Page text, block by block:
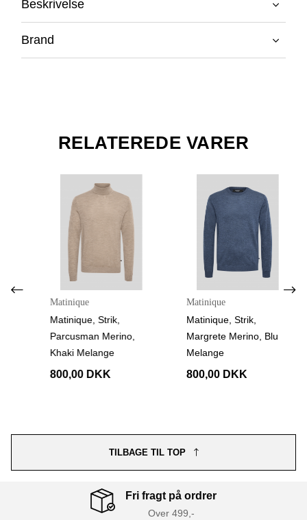
Beskrivelse
Brand
RELATEREDE VARER
Matinique
Matinique, Strik,
Parcusman Merino,
Khaki Melange
800,00 DKK
Matinique
Matinique, Strik,
Margrete Merino, Blu
Melange
800,00 DKK
TILBAGE TIL TOP
Fri fragt på ordrer
Over 499,-